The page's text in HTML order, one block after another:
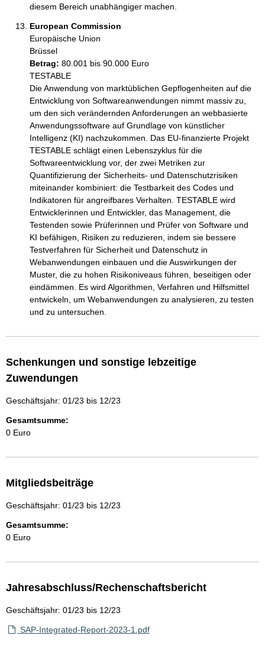
diesem Bereich unabhängiger machen.
European Commission
Europäische Union
Brüssel
Betrag: 80.001 bis 90.000 Euro
TESTABLE
Die Anwendung von marktüblichen Gepflogenheiten auf die
Entwicklung von Softwareanwendungen nimmt massiv zu,
um den sich verändernden Anforderungen an webbasierte
Anwendungssoftware auf Grundlage von künstlicher
Intelligenz (KI) nachzukommen. Das EU-finanzierte Projekt
TESTABLE schlägt einen Lebenszyklus für die
Softwareentwicklung vor, der zwei Metriken zur
Quantifizierung der Sicherheits- und Datenschutzrisiken
miteinander kombiniert: die Testbarkeit des Codes und
Indikatoren für angreifbares Verhalten. TESTABLE wird
Entwicklerinnen und Entwickler, das Management, die
Testenden sowie Prüferinnen und Prüfer von Software und
KI befähigen, Risiken zu reduzieren, indem sie bessere
Testverfahren für Sicherheit und Datenschutz in
Webanwendungen einbauen und die Auswirkungen der
Muster, die zu hohen Risikoniveaus führen, beseitigen oder
eindämmen. Es wird Algorithmen, Verfahren und Hilfsmittel
entwickeln, um Webanwendungen zu analysieren, zu testen
und zu untersuchen.
Schenkungen und sonstige lebzeitige
Zuwendungen
Geschäftsjahr: 01/23 bis 12/23
Gesamtsumme:
0 Euro
Mitgliedsbeiträge
Geschäftsjahr: 01/23 bis 12/23
Gesamtsumme:
0 Euro
Jahresabschluss/Rechenschaftsbericht
Geschäftsjahr: 01/23 bis 12/23
SAP-Integrated-Report-2023-1.pdf